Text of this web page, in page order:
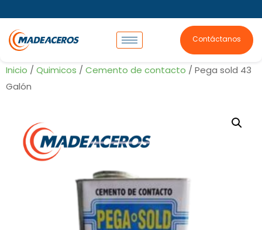
Contáctanos
Inicio / Quimicos / Cemento de contacto / Pega sold 43
Galón